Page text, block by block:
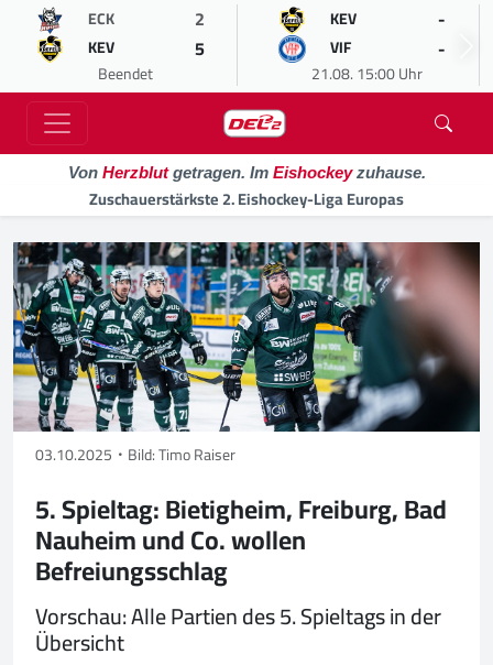
ECK 2
KEV 5
Beendet
KEV -
VIF -
21.08. 15:00 Uhr
Von Herzblutgetragen. Im Eishockeyzuhause.
Zuschauerstärkste 2. Eishockey-Liga Europas
03.10.2025 Bild: Timo Raiser
5. Spieltag: Bietigheim, Freiburg, Bad
Nauheim und Co. wollen
Befreiungsschlag
Vorschau: Alle Partien des 5. Spieltags in der
Übersicht